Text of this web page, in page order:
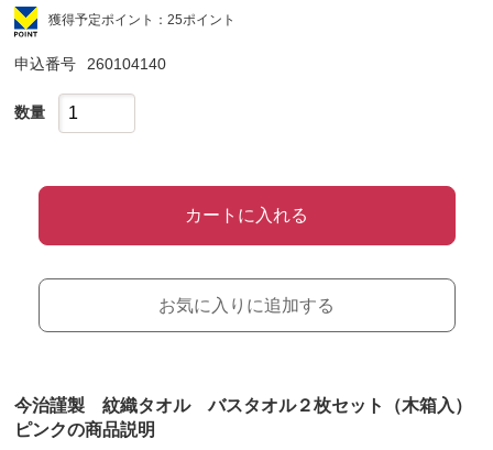
獲得予定ポイント：25ポイント
申込番号 260104140
数量
カートに入れる
お気に入りに追加する
今治謹製 紋織タオル バスタオル２枚セット（木箱入）
ピンクの商品説明